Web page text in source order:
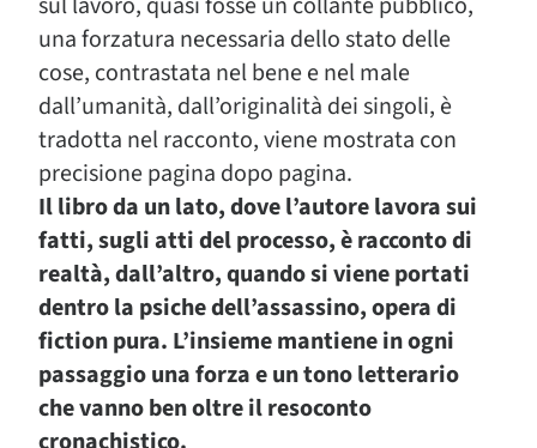
una forzatura necessaria dello stato delle
cose, contrastata nel bene e nel male
dall’umanità, dall’originalità dei singoli, è
tradotta nel racconto, viene mostrata con
precisione pagina dopo pagina.
Il libro da un lato, dove l’autore lavora sui
fatti, sugli atti del processo, è racconto di
realtà, dall’altro, quando si viene portati
dentro la psiche dell’assassino, opera di
fiction pura. L’insieme mantiene in ogni
passaggio una forza e un tono letterario
che vanno ben oltre il resoconto